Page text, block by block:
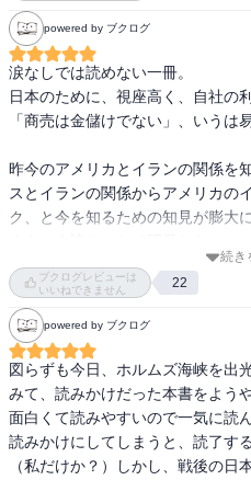
イランがイギリスに石油を搾取さ
されてしまい経済的に貧しい中、
スの支配からイランを救った。そ
本の石油市場を牛耳られないよう
しかしその後、クーデターが起き
率99.7%という圧倒的支持を受け
よりイランの民主主義が崩壊し、
ランがアメリカに屈することにな
鐵造の日本国全体を想う気持ちと
powered by ブクログ
涙なしでは読めない一冊。
日本のために、視座高く、自社の
「商売は金儲けでない」、いうは
昨今のアメリカとイランの関係を
スとイランの関係からアメリカの
ク、と今を知るための知見が膨大
続き
ブクログレビューは
いいねできません
22
powered by ブクログ
図らずも今日、ホルムズ海峡を出
みて、読みかけだった本書をよう
面白くて読みやすいので一気に読
読みかけにしてしまうと、読了す
（私だけか？）しかし、戦後の